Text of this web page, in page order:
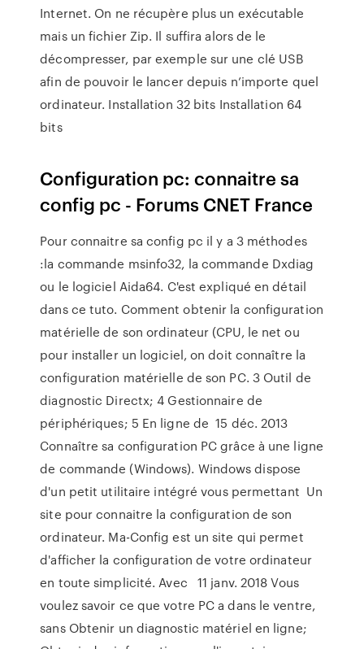
Internet. On ne récupère plus un exécutable
mais un fichier Zip. Il suffira alors de le
décompresser, par exemple sur une clé USB
afin de pouvoir le lancer depuis n’importe quel
ordinateur. Installation 32 bits Installation 64
bits
Configuration pc: connaitre sa
config pc - Forums CNET France
Pour connaitre sa config pc il y a 3 méthodes
:la commande msinfo32, la commande Dxdiag
ou le logiciel Aida64. C'est expliqué en détail
dans ce tuto. Comment obtenir la configuration
matérielle de son ordinateur (CPU, le net ou
pour installer un logiciel, on doit connaître la
configuration matérielle de son PC. 3 Outil de
diagnostic Directx; 4 Gestionnaire de
périphériques; 5 En ligne de 15 déc. 2013
Connaître sa configuration PC grâce à une ligne
de commande (Windows). Windows dispose
d'un petit utilitaire intégré vous permettant Un
site pour connaitre la configuration de son
ordinateur. Ma-Config est un site qui permet
d'afficher la configuration de votre ordinateur
en toute simplicité. Avec 11 janv. 2018 Vous
voulez savoir ce que votre PC a dans le ventre,
sans Obtenir un diagnostic matériel en ligne;